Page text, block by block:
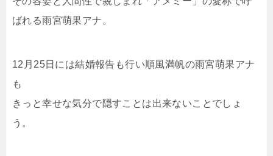
ばれる雨宮萌果アナ。
12月25日には結婚報告も行い順風満帆の雨宮萌果アナ
も
きっと幸せな気分で隠すことは出来ないことでしょ
う。